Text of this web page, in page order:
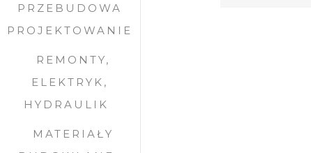
PRZEBUDOWA
PROJEKTOWANIE
REMONTY,
ELEKTRYK,
HYDRAULIK
MATERIAŁY